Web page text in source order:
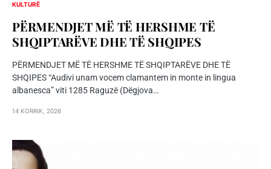
KULTURË
PËRMENDJET MË TË HERSHME TË
SHQIPTARËVE DHE TË SHQIPES
PËRMENDJET MË TË HERSHME TË SHQIPTARËVE DHE TË
SHQIPES “Audivi unam vocem clamantem in monte in lingua
albanesca” viti 1285 Raguzë (Dëgjova…
14 KORRIK, 2026